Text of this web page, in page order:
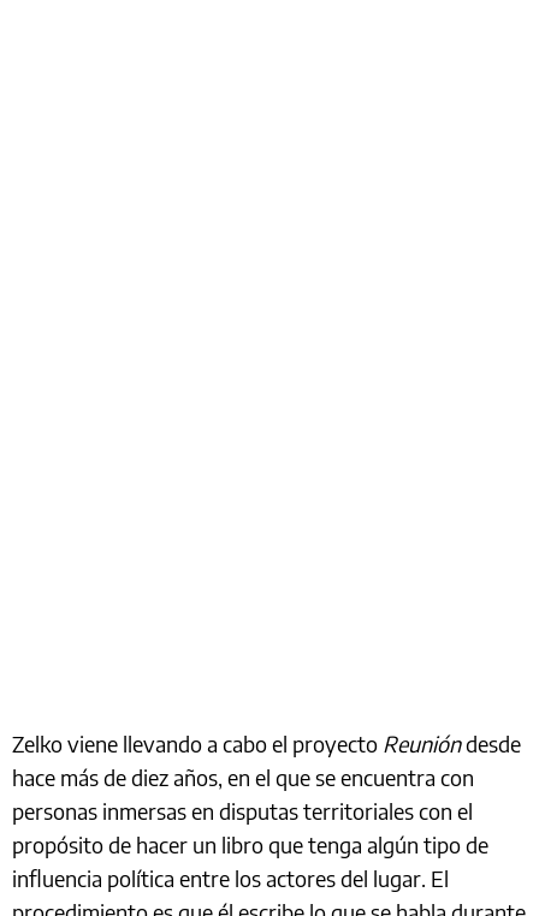
Zelko viene llevando a cabo el proyecto Reunióndesde
hace más de diez años, en el que se encuentra con
personas inmersas en disputas territoriales con el
propósito de hacer un libro que tenga algún tipo de
influencia política entre los actores del lugar. El